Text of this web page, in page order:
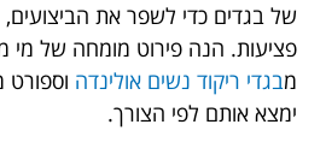
של בגדים כדי לשפר את הביצועים,
פציעות. הנה פירוט מומחה של מי
מבגדי ריקוד נשים אולינדה וספורט
ימצא אותם לפי הצורך.